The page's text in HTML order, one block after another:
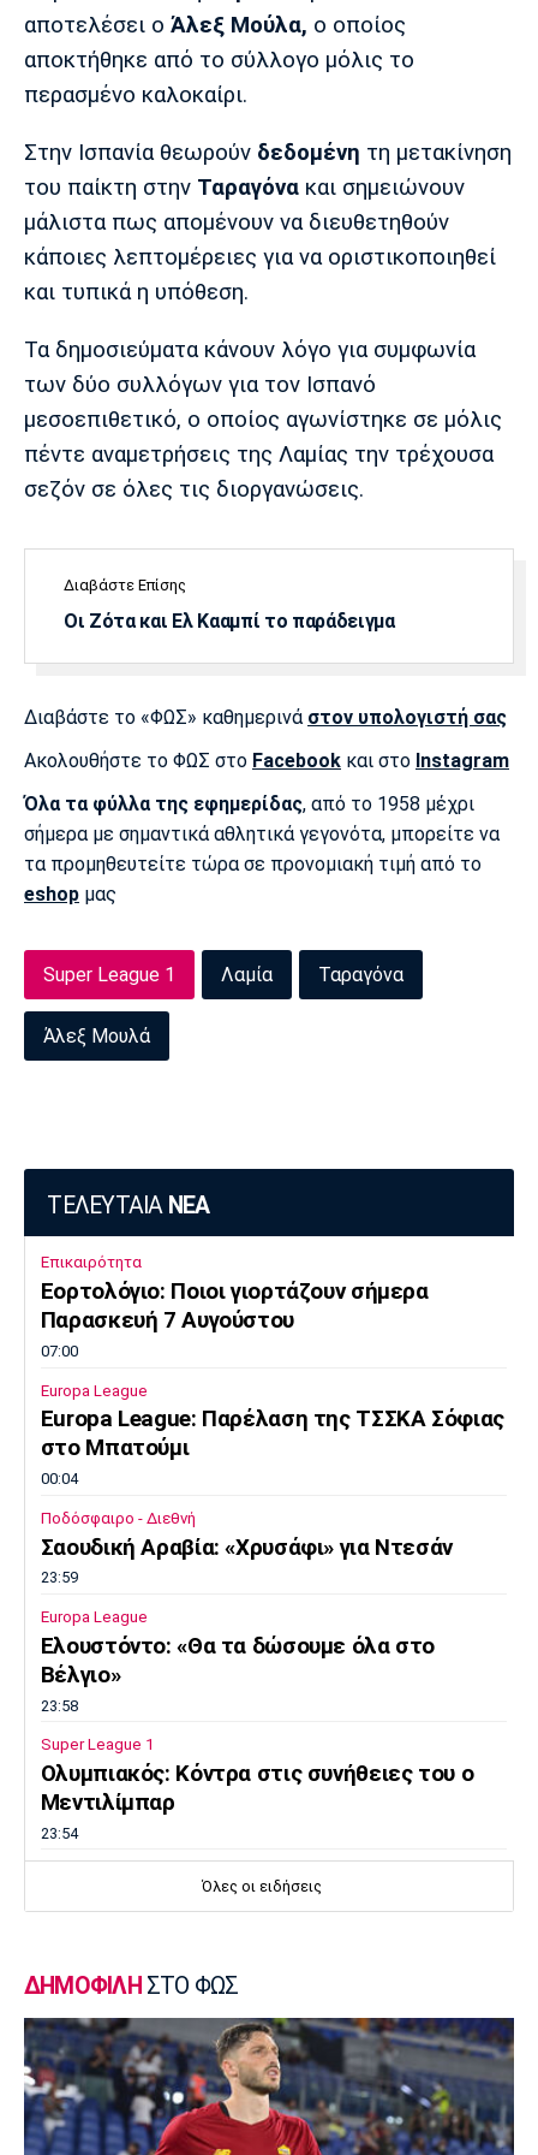
Πολιτισμός
Τραγούδια
Running
Παρασκήνιο
Πρόγραμμα TV
Ιωνικός Κηφισιά
Μπαρτσελόνα
Ρεάλ
Μαδρίτης
Ατλέτικο
Μάντσεστερ
Γιουνάιτεντ
Τσέλσι
Λίβερπουλ
Μάντσεστερ
Γιουβέντους
Μπορούσια
Ντόρτμουντ
Παρί Σεν
Ζερμέν
Μαρσέιγ
Μονακό
Ερυθρός
Αστέρας
Τότεναμ
αποτελέσει ο Άλεξ Μούλα, ο οποίος
αποκτήθηκε από το σύλλογο μόλις το
περασμένο καλοκαίρι.
Στην Ισπανία θεωρούν δεδομένη τη μετακίνηση
του παίκτη στην Ταραγόνα και σημειώνουν
μάλιστα πως απομένουν να διευθετηθούν
κάποιες λεπτομέρειες για να οριστικοποιηθεί
και τυπικά η υπόθεση.
Τα δημοσιεύματα κάνουν λόγο για συμφωνία
των δύο συλλόγων για τον Ισπανό
μεσοεπιθετικό, ο οποίος αγωνίστηκε σε μόλις
πέντε αναμετρήσεις της Λαμίας την τρέχουσα
σεζόν σε όλες τις διοργανώσεις.
Διαβάστε Επίσης
Οι Ζότα και Ελ Κααμπί το παράδειγμα
Διαβάστε το «ΦΩΣ» καθημερινά στον υπολογιστή σας
Ακολουθήστε το ΦΩΣ στο Facebook και στο Instagram
Όλα τα φύλλα της εφημερίδας, από το 1958 μέχρι
σήμερα με σημαντικά αθλητικά γεγονότα, μπορείτε να
τα προμηθευτείτε τώρα σε προνομιακή τιμή από το
eshop μας
Super League 1 Λαμία Ταραγόνα
Άλεξ Μουλά
ΤΕΛΕΥΤΑΙΑ ΝΕΑ
Επικαιρότητα
Εορτολόγιο: Ποιοι γιορτάζουν σήμερα
Παρασκευή 7 Αυγούστου
07:00
Europa League
Europa League: Παρέλαση της ΤΣΣΚΑ Σόφιας
στο Μπατούμι
00:04
Ποδόσφαιρο - Διεθνή
Σαουδική Αραβία: «Χρυσάφι» για Ντεσάν
23:59
Europa League
Ελουστόντο: «Θα τα δώσουμε όλα στο
Βέλγιο»
23:58
Super League 1
Ολυμπιακός: Κόντρα στις συνήθειες του ο
Μεντιλίμπαρ
23:54
Λίσι: «Πρέπει να βελτιωθούμε»
Επιστρέφει αύριο στη Θεσσαλονίκη ο
Ηρακλής
23:50
Μπάσκετ Ελλάδα
Επίσημα στον Άρη ο Άνταμ Μοκόκα
Όλες οι ειδήσεις
ΔΗΜΟΦΙΛΗ ΣΤΟ ΦΩΣ